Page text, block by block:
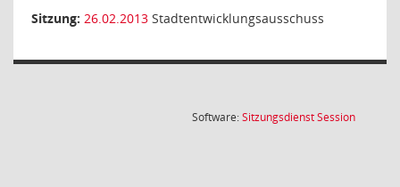
Sitzung: 26.02.2013 Stadtentwicklungsausschuss
Software:SitzungsdienstSession(Wird in